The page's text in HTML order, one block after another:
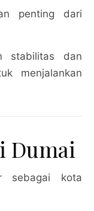
penting dari
stabilitas dan
menjalankan
Dumai
sebagai kota